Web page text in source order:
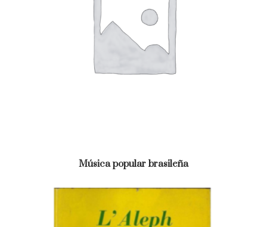
Música popular brasileña